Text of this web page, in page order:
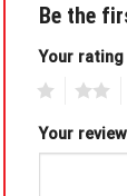
Be the
Your rating
Your review